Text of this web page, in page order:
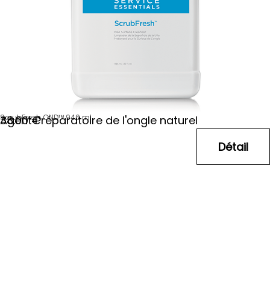
ScrubFresh CND™ 946 ml
Agent Préparatoire de l'ongle naturel
38.00 €